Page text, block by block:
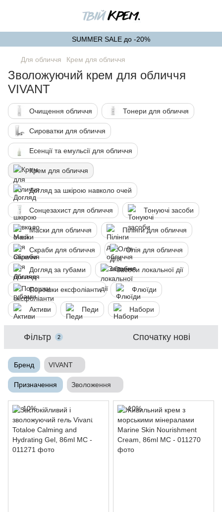
SUMMER SALE до -20%
Для обличчя Крем для обличчя
Зволожуючий крем для обличчя
VIVANT
Очищення обличчя Тонери для обличчя
Сироватки для обличчя
Есенції та емульсії для обличчя
Крем для обличчя
Догляд за шкірою навколо очей
Сонцезахист для обличчя Тонуючі засоби
Маски для обличчя Пілінги для обличчя
Скраби для обличчя Олія для обличчя
Догляд за губами Засоби локальної дії
Порошки ексфоліанти Флюїди
Активи Педи Набори
Фільтр 2 Спочатку нові
Бренд VIVANT
Призначення Зволоження